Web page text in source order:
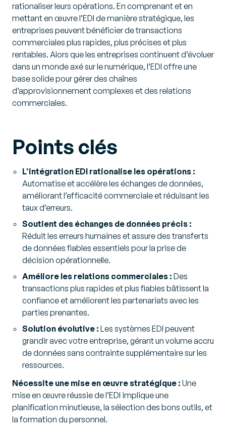
rationaliser leurs opérations. En comprenant et en
mettant en œuvre l’EDI de manière stratégique, les
entreprises peuvent bénéficier de transactions
commerciales plus rapides, plus précises et plus
rentables. Alors que les entreprises continuent d’évoluer
dans un monde axé sur le numérique, l’EDI offre une
base solide pour gérer des chaînes
d’approvisionnement complexes et des relations
commerciales.
Points clés
L’intégration EDI rationalise les opérations :
Automatise et accélère les échanges de données,
améliorant l’efficacité commerciale et réduisant les
taux d’erreurs.
Soutient des échanges de données précis :
Réduit les erreurs humaines et assure des transferts
de données fiables essentiels pour la prise de
décision opérationnelle.
Améliore les relations commerciales : Des
transactions plus rapides et plus fiables bâtissent la
confiance et améliorent les partenariats avec les
parties prenantes.
Solution évolutive : Les systèmes EDI peuvent
grandir avec votre entreprise, gérant un volume accru
de données sans contrainte supplémentaire sur les
ressources.
Nécessite une mise en œuvre stratégique : Une
mise en œuvre réussie de l’EDI implique une
planification minutieuse, la sélection des bons outils, et
la formation du personnel.